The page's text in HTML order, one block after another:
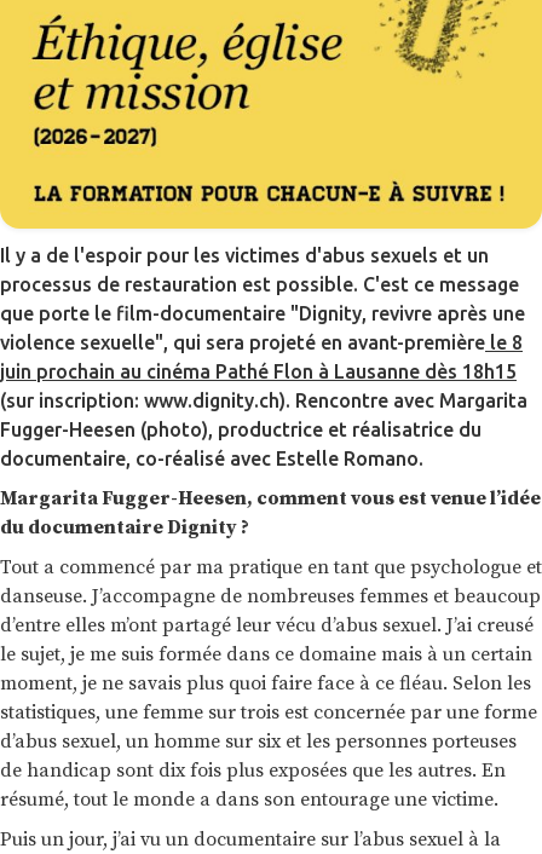
Il y a de l'espoir pour les victimes d'abus sexuels et un
processus de restauration est possible. C'est ce message
que porte le film-documentaire "Dignity, revivre après une
violence sexuelle", qui sera projeté en avant-première le 8
juin prochain au cinéma Pathé Flon à Lausanne dès 18h15
(sur inscription: www.dignity.ch). Rencontre avec Margarita
Fugger-Heesen (photo), productrice et réalisatrice du
documentaire, co-réalisé avec Estelle Romano.
Margarita Fugger-Heesen, comment vous est venue l’idée
du documentaire Dignity ?
Tout a commencé par ma pratique en tant que psychologue et
danseuse. J’accompagne de nombreuses femmes et beaucoup
d’entre elles m’ont partagé leur vécu d’abus sexuel. J’ai creusé
le sujet, je me suis formée dans ce domaine mais à un certain
moment, je ne savais plus quoi faire face à ce fléau. Selon les
statistiques, une femme sur trois est concernée par une forme
d’abus sexuel, un homme sur six et les personnes porteuses
de handicap sont dix fois plus exposées que les autres. En
résumé, tout le monde a dans son entourage une victime.
Puis un jour, j’ai vu un documentaire sur l’abus sexuel à la